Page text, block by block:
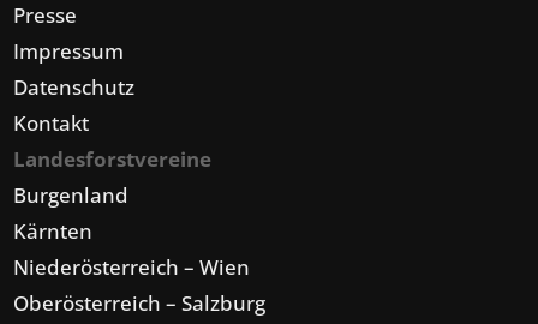
Presse
Impressum
Datenschutz
Kontakt
Landesforstvereine
Burgenland
Kärnten
Niederösterreich – Wien
Oberösterreich – Salzburg